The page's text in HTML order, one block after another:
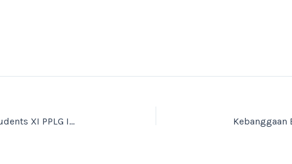
Membuka Wawasan AI dalam Bisnis, Students XI PPLG Ikuti Kegiatan Smartpreneur Benchmarking